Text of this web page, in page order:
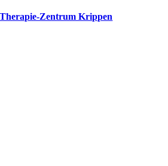
Therapie-Zentrum Krippen